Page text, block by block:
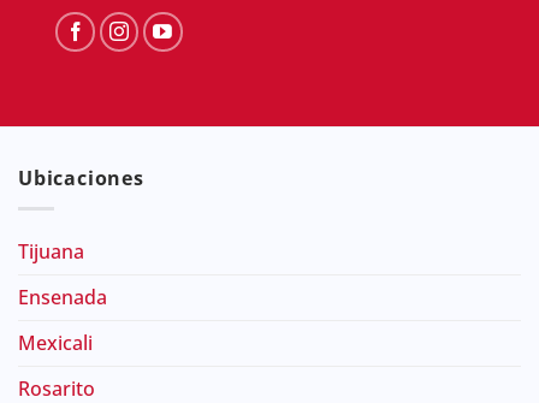
Ubicaciones
Tijuana
Ensenada
Mexicali
Rosarito